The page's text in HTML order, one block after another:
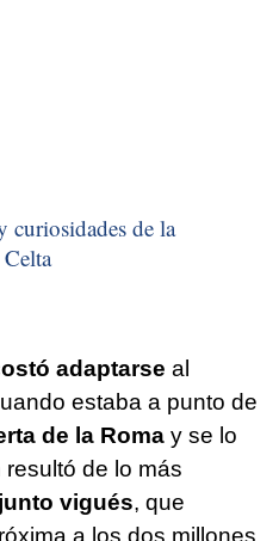
curiosidades de la
adaptarse al
estaba a punto de
de la Roma y se lo
resultó de lo más
vigués, que
a los dos millones